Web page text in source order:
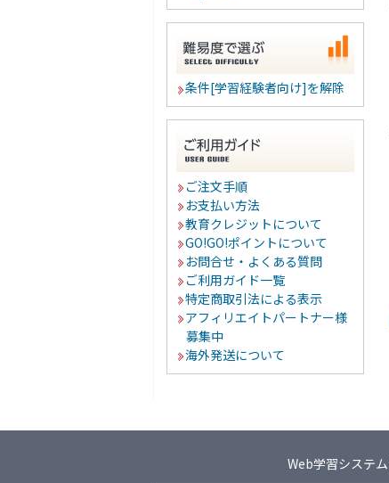
条件[学習経験者向け]を解除
ご注文手順
お支払い方法
教育クレジットについて
GO!GO!ポイントについて
お問合せ・よくある質問
ご利用ガイド一覧
特定商取引法による表示
アフィリエイトパートナー様
募集中
海外発送について
Web学習システム